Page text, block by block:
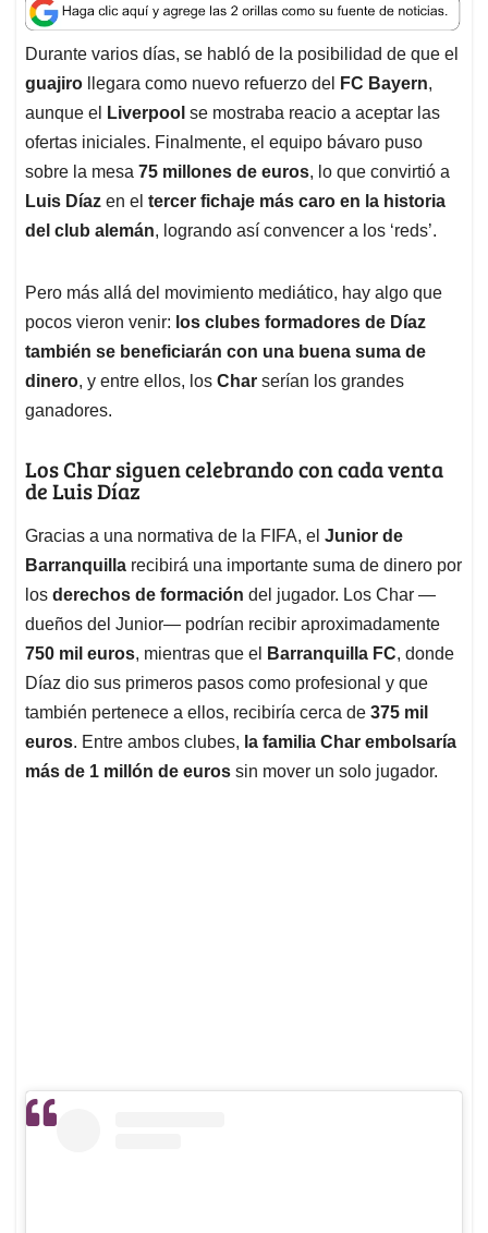
a
t
s
A
p
p
c
e
b
o
o
k
n
k
e
d
I
n
a
i
l
r
e
a
d
s
Durante varios días, se habló de la posibilidad de que el
guajiro llegara como nuevo refuerzo del FC Bayern,
aunque el
Liverpool se mostraba reacio a aceptar las
ofertas iniciales. Finalmente, el equipo bávaro puso
sobre la mesa 75 millones de euros, lo que convirtió a
Luis Díaz en el tercer fichaje más caro en la historia
del club alemán, logrando así convencer a los ‘reds’.
Pero más allá del movimiento mediático, hay algo que
pocos vieron venir: los clubes formadores de Díaz
también se beneficiarán con una buena suma de
dinero, y entre ellos, los Char serían los grandes
ganadores.
Los Char siguen celebrando con cada venta
de Luis Díaz
Gracias a una normativa de la FIFA, el Junior de
Barranquilla recibirá una importante suma de dinero por
los derechos de formación del jugador. Los Char —
dueños del Junior— podrían recibir aproximadamente
750 mil euros, mientras que el Barranquilla FC, donde
Díaz dio sus primeros pasos como profesional y que
también pertenece a ellos, recibiría cerca de 375 mil
euros. Entre ambos clubes, la familia Char embolsaría
más de 1 millón de euros sin mover un solo jugador.